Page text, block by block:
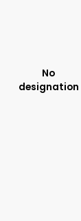
No
designation